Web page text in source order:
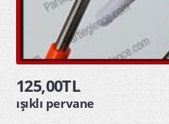
Hediye Torbaları
toptan yağmurluk
ÖZEL GÜNLER
Doğum Günü
125,00TL
ışıklı pervane